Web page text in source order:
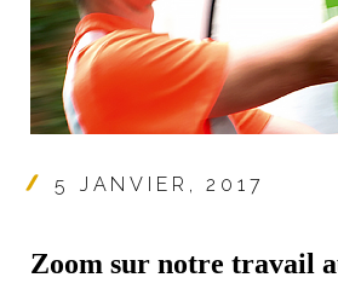
5 JANVIER, 2017
Zoom sur notre travail